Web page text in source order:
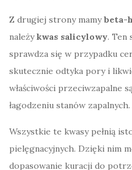
Z drugiej strony mamybeta-
należykwas salicylowy. Ten
sprawdza się w przypadku
skutecznie odtyka pory i
właściwości przeciwzapalne
łagodzeniu stanów zapalnych.
Wszystkie te kwasy pełnią
pielęgnacyjnych. Dzięki nim
dopasowanie kuracji do